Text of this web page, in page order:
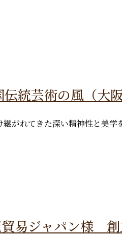
統芸術の風（大
がれてきた深い精神性と美
易ジャパン様 創